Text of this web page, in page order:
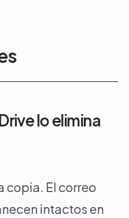
lo elimina
copia. El correo
intactos en